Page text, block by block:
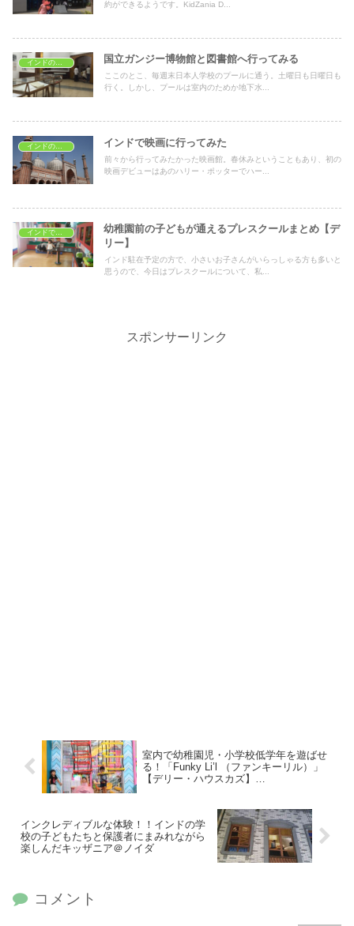
約ができるようです。KidZania D...
インドの子どもの遊び場 国立ガンジー博物館と図書館へ行ってみる
ここのとこ、毎週末日本人学校のプールに通う。土曜日も日曜日も
行く。しかし、プールは室内のためか地下水...
インドの子どもの遊び場 インドで映画に行ってみた
前々から行ってみたかった映画館。春休みということもあり、初の
映画デビューはあのハリー・ポッターでハー...
インドで子育て
幼稚園前の子どもが通えるプレスクールまとめ【デ
リー】
インド駐在予定の方で、小さいお子さんがいらっしゃる方も多いと
思うので、今日はプレスクールについて、私...
スポンサーリンク
室内で幼稚園児・小学校低学年を遊ばせ
る！「Funky Li’l （ファンキーリル）」
【デリー・ハウスカズ】
インクレディブルな体験！！インドの学
校の子どもたちと保護者にまみれながら
楽しんだキッザニア＠ノイダ
コメント